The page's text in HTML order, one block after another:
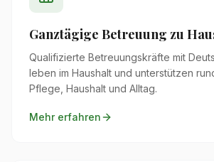
Ganztägige Betreuung zu
Qualifizierte Betreuungskräfte mit
leben im Haushalt und unterstützen
Pflege, Haushalt und Alltag.
Mehr erfahren